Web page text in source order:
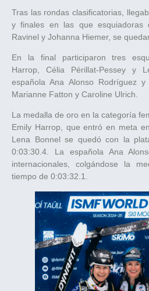
Tras las rondas clasificatorias,
y finales en las que esquiadoras
Ravinel y Johanna Hiemer, se
En la final participaron tres
Harrop, Célia Périllat-Pessey y
española Ana Alonso Rodríguez y
Marianne Fatton y Caroline Ulrich.
La medalla de oro en la categoría
Emily Harrop, que entró en meta
Lena Bonnel se quedó con la
0:03:30.4. La española Ana
internacionales, colgándose la
tiempo de 0:03:32.1.